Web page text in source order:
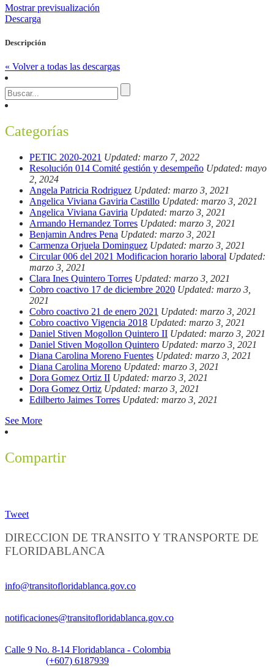
Mostrar previsualización
Descarga
Descripción
« Volver a todas las descargas
Categorías
PETIC 2020-2021 Updated: marzo 7, 2022
Resolución 014 Comité gestión y desempeño Updated: mayo
2, 2024
Angela Patricia Rodriguez Updated: marzo 3, 2021
Angelica Viviana Gaviria Castillo Updated: marzo 3, 2021
Angelica Viviana Gaviria Updated: marzo 3, 2021
Armando Hernandez Torres Updated: marzo 3, 2021
Benjamin Andres Pena Updated: marzo 3, 2021
Carmenza Orjuela Dominguez Updated: marzo 3, 2021
Circular 006 del 2021 Modificacion horario laboral Updated:
marzo 3, 2021
Clara Ines Quintero Torres Updated: marzo 3, 2021
Cobro coactivo 17 de diciembre 2020 Updated: marzo 3,
2021
Cobro coactivo 21 de enero 2021 Updated: marzo 3, 2021
Cobro coactivo Vigencia 2018 Updated: marzo 3, 2021
Daniel Stiven Mogollon Quintero II Updated: marzo 3, 2021
Daniel Stiven Mogollon Quintero Updated: marzo 3, 2021
Diana Carolina Moreno Fuentes Updated: marzo 3, 2021
Diana Carolina Moreno Updated: marzo 3, 2021
Dora Gomez Ortiz II Updated: marzo 3, 2021
Dora Gomez Ortiz Updated: marzo 3, 2021
Edilberto Jaimes Torres Updated: marzo 3, 2021
See More
Compartir
Tweet
DIRECCION DE TRANSITO Y TRANSPORTE DE
FLORIDABLANCA
info@transitofloridablanca.gov.co
notificaciones@transitofloridablanca.gov.co
Calle 9 No. 8-14 Floridablanca - Colombia
(+607) 6187939